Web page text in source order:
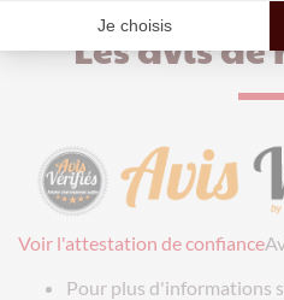
Les avis
Voir l'attestation de confiance
Pour plus d'informations